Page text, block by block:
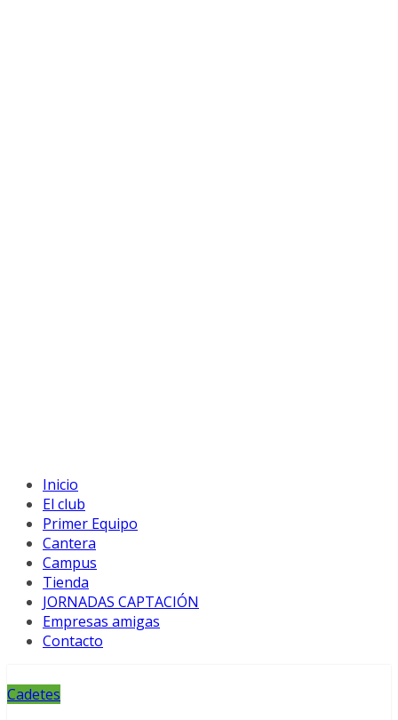
Inicio
El club
Primer Equipo
Cantera
Campus
Tienda
JORNADAS CAPTACIÓN
Empresas amigas
Contacto
Cadetes